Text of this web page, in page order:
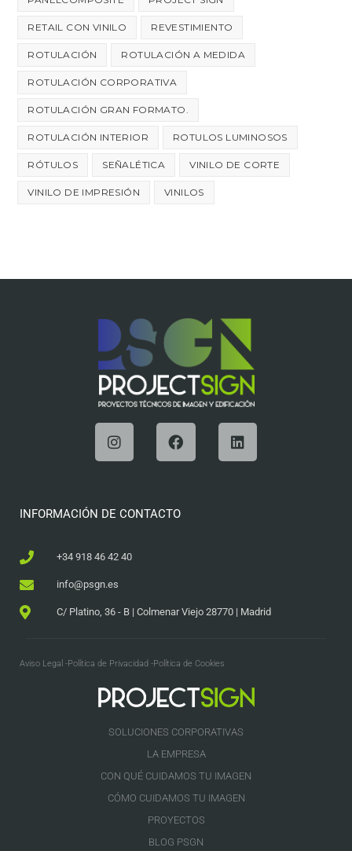
RETAIL CON VINILO REVESTIMIENTO
ROTULACIÓN ROTULACIÓN A MEDIDA
ROTULACIÓN CORPORATIVA
ROTULACIÓN GRAN FORMATO.
ROTULACIÓN INTERIOR ROTULOS LUMINOSOS
RÓTULOS SEÑALÉTICA VINILO DE CORTE
VINILO DE IMPRESIÓN VINILOS
INFORMACIÓN DE CONTACTO
+34 918 46 42 40
info@psgn.es
C/ Platino, 36 - B | Colmenar Viejo 28770 | Madrid
Aviso Legal -Política de Privacidad -Política de Cookies
SOLUCIONES CORPORATIVAS
LA EMPRESA
CON QUÉ CUIDAMOS TU IMAGEN
CÓMO CUIDAMOS TU IMAGEN
PROYECTOS
BLOG PSGN